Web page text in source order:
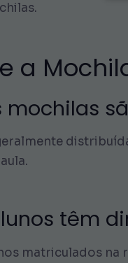
a
mochilas
têm
matriculados na